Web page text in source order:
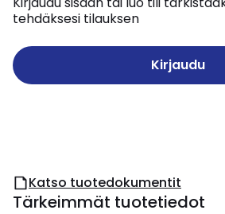
tehdäksesi tilauksen
Kirjaudu
Katso tuotedokumentit
Tärkeimmät tuotetiedot